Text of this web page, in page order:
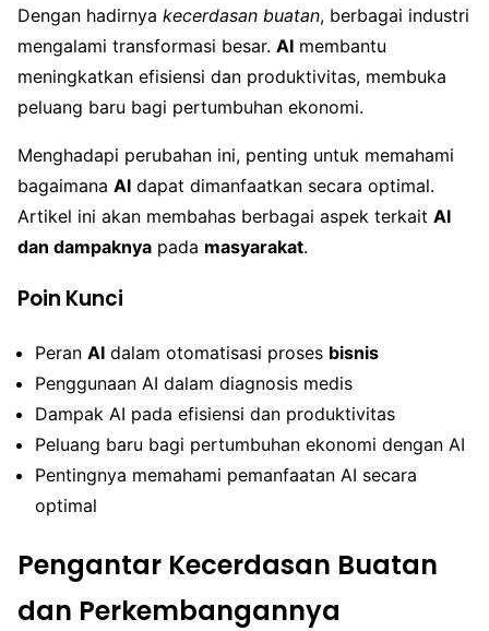
Dengan hadirnya kecerdasan buatan, berbagai industri
mengalami transformasi besar. AI membantu
meningkatkan efisiensi dan produktivitas, membuka
peluang baru bagi pertumbuhan ekonomi.
Menghadapi perubahan ini, penting untuk memahami
bagaimana AI dapat dimanfaatkan secara optimal.
Artikel ini akan membahas berbagai aspek terkait AI
dan dampaknya pada masyarakat.
Poin Kunci
Peran AI dalam otomatisasi proses bisnis
Penggunaan AI dalam diagnosis medis
Dampak AI pada efisiensi dan produktivitas
Peluang baru bagi pertumbuhan ekonomi dengan AI
Pentingnya memahami pemanfaatan AI secara
optimal
Pengantar Kecerdasan Buatan
dan Perkembangannya